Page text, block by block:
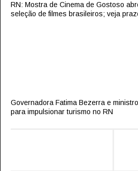
RN: Mostra de Cinema de Gostoso
seleção de filmes brasileiros; veja
Governadora Fatima Bezerra e
para impulsionar turismo no RN